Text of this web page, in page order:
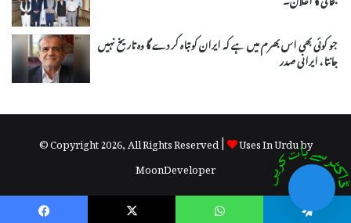
جو کوئی بھی اس بھرم میں ہے کہ ایران کو تباہ کر دے گا وہ تاریخ نہیں
جانتا، ایرانی صدر
© Copyright 2026, All Rights Reserved |
Uses In Urdu by
MoonDeveloper